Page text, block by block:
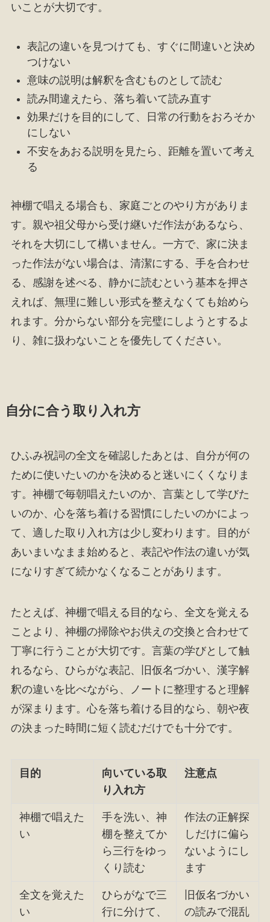
いことが大切です。
表記の違いを見つけても、すぐに間違いと決め
つけない
意味の説明は解釈を含むものとして読む
読み間違えたら、落ち着いて読み直す
効果だけを目的にして、日常の行動をおろそか
にしない
不安をあおる説明を見たら、距離を置いて考え
る
神棚で唱える場合も、家庭ごとのやり方がありま
す。親や祖父母から受け継いだ作法があるなら、
それを大切にして構いません。一方で、家に決ま
った作法がない場合は、清潔にする、手を合わせ
る、感謝を述べる、静かに読むという基本を押さ
えれば、無理に難しい形式を整えなくても始めら
れます。分からない部分を完璧にしようとするよ
り、雑に扱わないことを優先してください。
自分に合う取り入れ方
ひふみ祝詞の全文を確認したあとは、自分が何の
ために使いたいのかを決めると迷いにくくなりま
す。神棚で毎朝唱えたいのか、言葉として学びた
いのか、心を落ち着ける習慣にしたいのかによっ
て、適した取り入れ方は少し変わります。目的が
あいまいなまま始めると、表記や作法の違いが気
になりすぎて続かなくなることがあります。
たとえば、神棚で唱える目的なら、全文を覚える
ことより、神棚の掃除やお供えの交換と合わせて
丁寧に行うことが大切です。言葉の学びとして触
れるなら、ひらがな表記、旧仮名づかい、漢字解
釈の違いを比べながら、ノートに整理すると理解
が深まります。心を落ち着ける目的なら、朝や夜
の決まった時間に短く読むだけでも十分です。
目的
向いている取
り入れ方
注意点
神棚で唱えた
い
手を洗い、神
棚を整えてか
ら三行をゆっ
くり読む
作法の正解探
しだけに偏ら
ないようにし
ます
全文を覚えた
い
ひらがなで三
行に分けて、
旧仮名づかい
の読みで混乱